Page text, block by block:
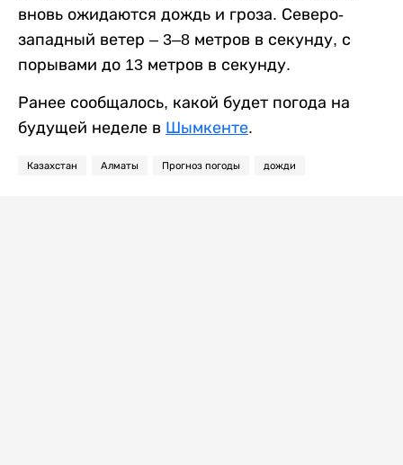
вновь ожидаются дождь и гроза. Северо-
западный ветер – 3–8 метров в секунду, с
порывами до 13 метров в секунду.
Ранее сообщалось, какой будет погода на
будущей неделе в Шымкенте.
Казахстан Алматы Прогноз погоды дожди